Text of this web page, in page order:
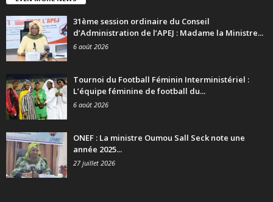
31ème session ordinaire du Conseil
d’Administration de l’APEJ : Madame la Ministre...
6 août 2026
Tournoi du Football Féminin Interministériel :
L’équipe féminine de football du...
6 août 2026
ONEF : La ministre Oumou Sall Seck note une
année 2025...
27 juillet 2026